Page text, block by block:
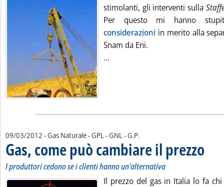
stimolanti, gli interventi sulla
Per questo mi hanno
considerazioni in merito alla
Snam da Eni.
...
09/03/2012 - Gas Naturale - GPL - GNL -di:
G.P.
Gas, come può cambiare il prezzo
I produttori cedono se i clienti hanno un'alternativa
Il prezzo del gas in Italia lo fa